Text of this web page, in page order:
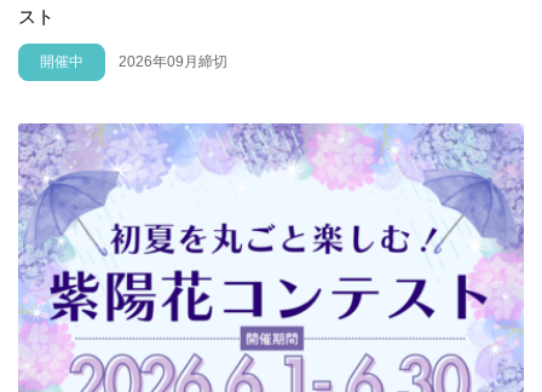
スト
開催中 2026年09月締切